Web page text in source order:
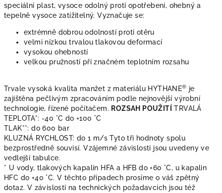
speciální plast, vysoce odolný proti opotřebení, ohebný a
tepelně vysoce zatížitelný. Vyznačuje se:
extrémně dobrou odolností proti otěru
velmi nízkou trvalou tlakovou deformací
vysokou ohebností
velkou pružností při značném teplotním rozsahu
Trvale vysoká kvalita manžet z materiálu HYTHANE® je
zajištěna pečlivým zpracováním podle nejnovější výrobní
technologie, řízené počítačem. ROZSAH POUŽITÍ TRVALÁ
TEPLOTA*: -40 °C do +100 °C
TLAK**: do 600 bar
KLUZNÁ RYCHLOST: do 1 m/s Tyto tři hodnoty spolu
bezprostředně souvisí. Vzájemné závislosti jsou uvedeny ve
vedlejší tabulce.
* U vody, tlakových kapalin HFA a HFB do +60 °C, u kapalin
HFC do +40 °C. V těchto případech prosíme o váš zpětný
dotaz. V závislosti na technických požadavcích jsou též